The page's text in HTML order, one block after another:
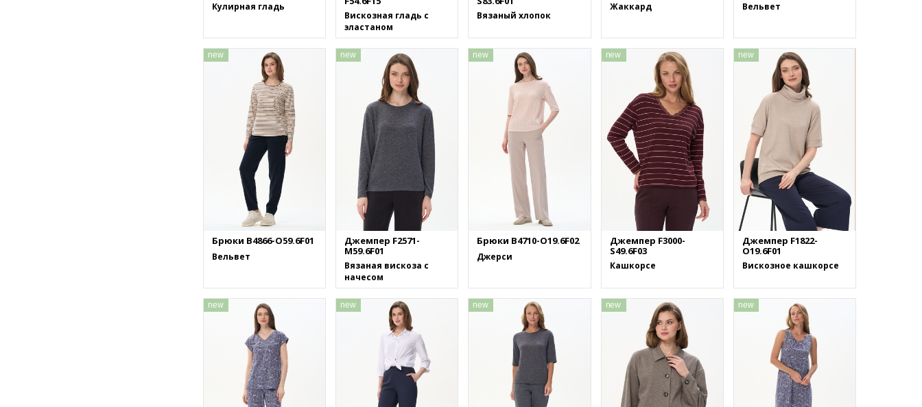
Кулирная гладь
Вискозная гладь с
эластаном
Вязаный хлопок
Жаккард Вельвет
new
Брюки B4866-O59.6F01
Вельвет
new
Джемпер F2571-
M59.6F01
Вязаная вискоза с
начесом
new
Брюки B4710-O19.6F02
Джерси
new
Джемпер F3000-
S49.6F03
Кашкорсе
new
Джемпер F1822-
O19.6F01
Вискозное кашкорсе
new new new new new